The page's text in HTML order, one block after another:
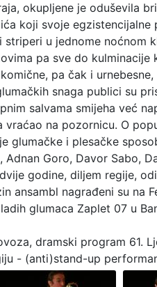
okupljene je oduševila
koji svoje egzistencijalne
u jednome noćnom
pa sve do kulminacije
pa čak i
snaga publici su
salvama smijeha već
na pozornicu. O
glumačke i plesačke
Adnan Goro, Davor Sabo,
godine, diljem regije,
ansambl nagrađeni su na
glumaca Zaplet 07 u
dramski program 61.
- (anti)stand-up